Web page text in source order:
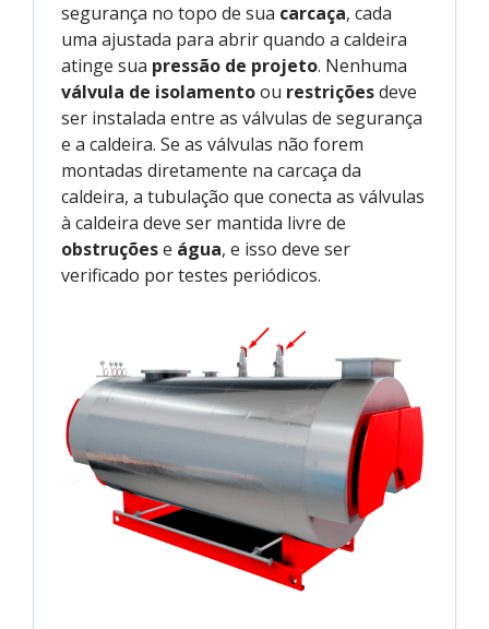
segurança no topo de sua carcaça, cada
uma ajustada para abrir quando a caldeira
atinge sua pressão de projeto. Nenhuma
válvula de isolamentoou restriçõesdeve
ser instalada entre as válvulas de segurança
e a caldeira. Se as válvulas não forem
montadas diretamente na carcaça da
caldeira, a tubulação que conecta as válvulas
à caldeira deve ser mantida livre de
obstruçõese água, e isso deve ser
verificado por testes periódicos.